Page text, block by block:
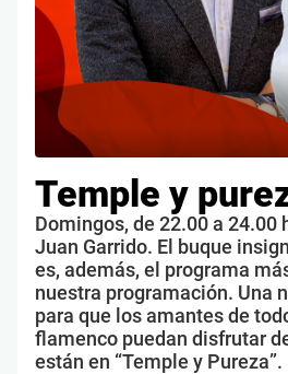
Temple y
Domingos, de 22.00 a 24.00
Juan Garrido. El buque
es, además, el programa
nuestra programación. Una
para que los amantes de
flamenco puedan disfrutar
están en “Temple y Pureza”.